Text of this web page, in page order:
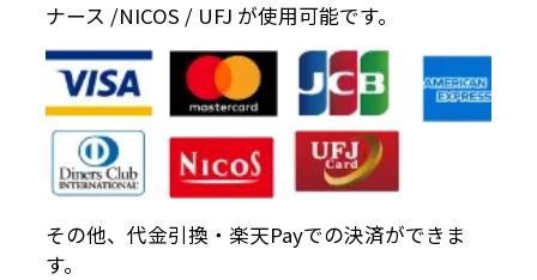
ナース /NICOS / UFJ が使用可能です。
その他、代金引換・楽天Payでの決済ができま
す。